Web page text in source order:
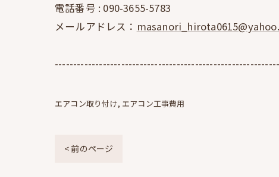
電話番号 : 090-3655-5783
メールアドレス：
エアコン取り付け エアコン工事費用
< 前のページ